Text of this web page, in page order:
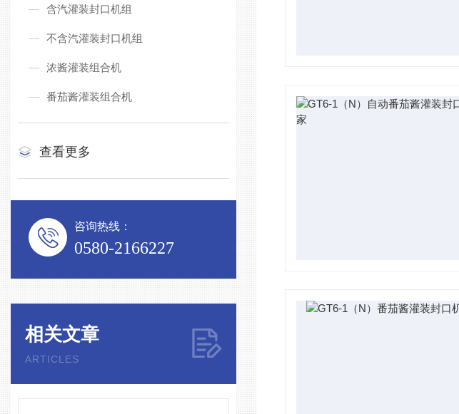
含汽灌装封口机组
不含汽灌装封口机组
浓酱灌装组合机
番茄酱灌装组合机
查看更多
咨询热线：
0580-2166227
相关文章
ARTICLES